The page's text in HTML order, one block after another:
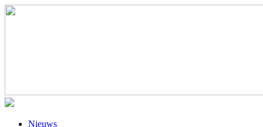
Nieuws